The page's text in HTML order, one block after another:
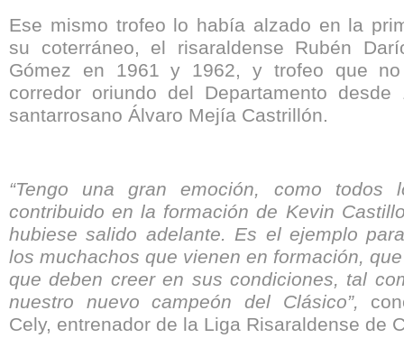
Ese mismo trofeo lo había alzado en la
su coterráneo, el risaraldense Rubén
Gómez en 1961 y 1962, y trofeo que
corredor oriundo del Departamento
santarrosano Álvaro Mejía Castrillón.
“Tengo una gran emoción, como todos
contribuido en la formación de Kevin
hubiese salido adelante. Es el ejemplo
los muchachos que vienen en formación,
que deben creer en sus condiciones, tal
nuestro nuevo campeón del Clásico”,
Cely, entrenador de la Liga Risaraldense de